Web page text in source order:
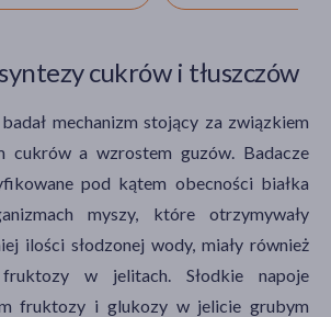
cukrów i tłuszczów
mechanizm stojący za związkiem
cukrów a wzrostem guzów. Badacze
pod kątem obecności białka
myszy, które otrzymywały
ilości słodzonej wody, miały również
w jelitach. Słodkie napoje
fruktozy i glukozy w jelicie grubym